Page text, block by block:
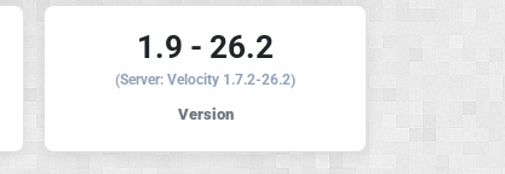
1.9 - 26.2
(Server: Velocity 1.7.2-26.2)
Version